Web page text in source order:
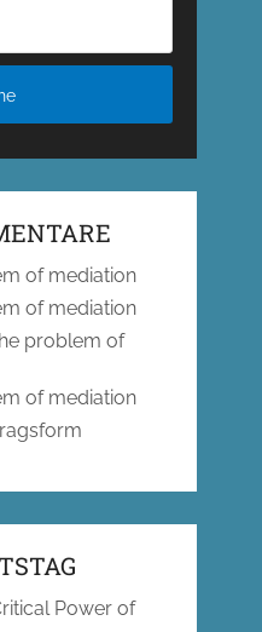
of mediation
of mediation
problem of
of mediation
Power of